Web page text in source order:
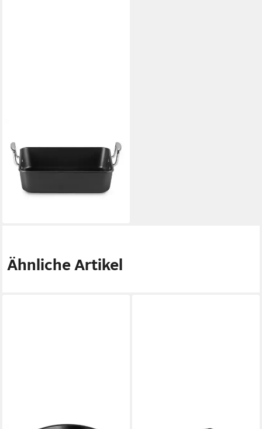
Bräter Aluminium-Antihaft
Bratreine Signature
quadratisch schwarz matt
26cm, Aluminium
Ähnliche Artikel